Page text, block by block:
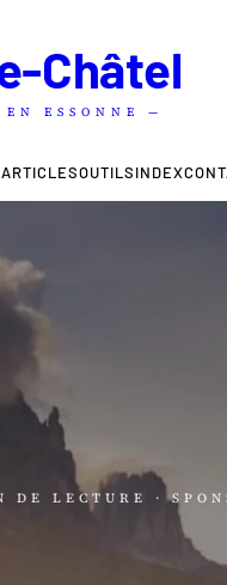
Châtel
ESSONNE —
ARTICLESOUTILSINDEX
DE LECTURE ·